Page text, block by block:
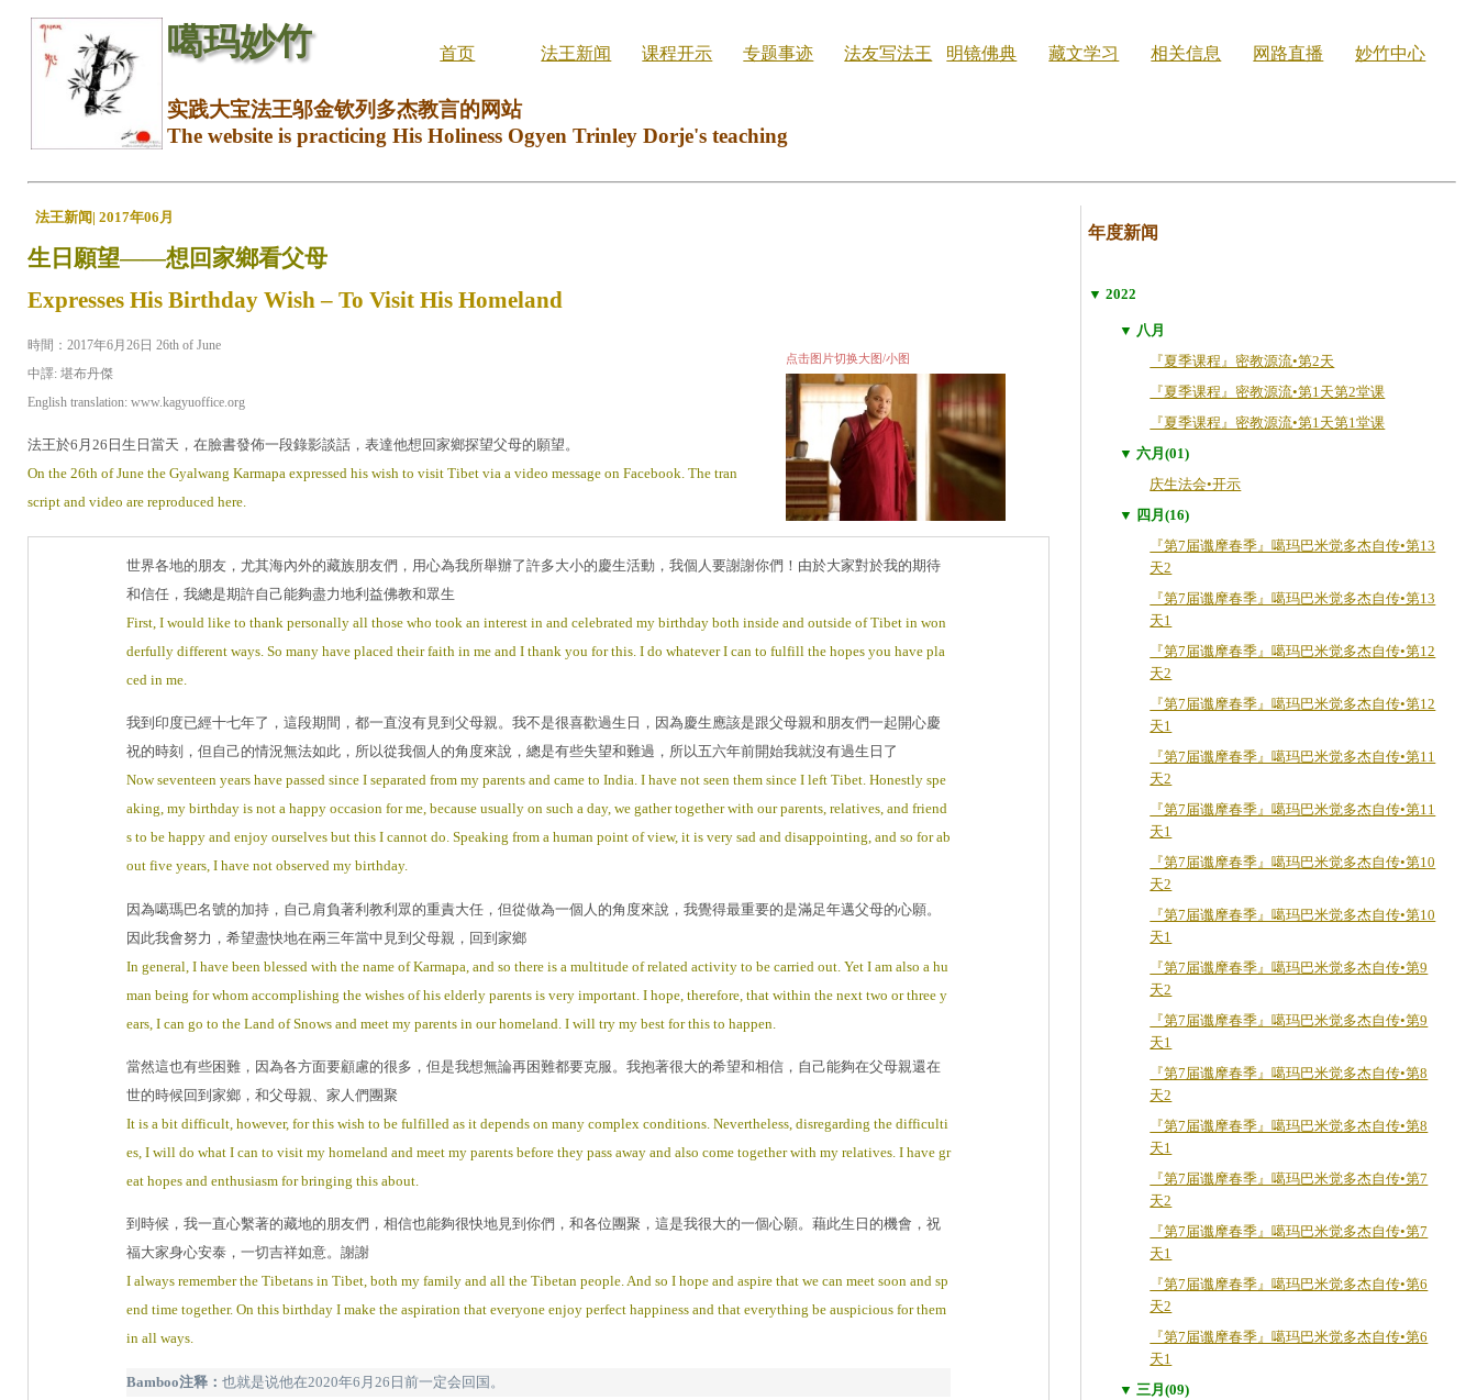
噶玛妙竹 首页 法王新闻 课程开示 专题事迹 法友写法王 明镜佛典 藏文学习 相关信息 网路直播 妙竹中心
实践大宝法王邬金钦列多杰教言的网站
The website is practicing His Holiness Ogyen Trinley Dorje's teaching
年度新闻
▼ 2022
▼ 八月
『夏季课程』密教源流•第2天
『夏季课程』密教源流•第1天第2堂课
『夏季课程』密教源流•第1天第1堂课
▼ 六月(01)
庆生法会•开示
▼ 四月(16)
『第7届谶摩春季』噶玛巴米觉多杰自传•第13
天2
『第7届谶摩春季』噶玛巴米觉多杰自传•第13
天1
『第7届谶摩春季』噶玛巴米觉多杰自传•第12
天2
『第7届谶摩春季』噶玛巴米觉多杰自传•第12
天1
『第7届谶摩春季』噶玛巴米觉多杰自传•第11
天2
『第7届谶摩春季』噶玛巴米觉多杰自传•第11
天1
『第7届谶摩春季』噶玛巴米觉多杰自传•第10
天2
『第7届谶摩春季』噶玛巴米觉多杰自传•第10
天1
『第7届谶摩春季』噶玛巴米觉多杰自传•第9
天2
『第7届谶摩春季』噶玛巴米觉多杰自传•第9
天1
『第7届谶摩春季』噶玛巴米觉多杰自传•第8
天2
『第7届谶摩春季』噶玛巴米觉多杰自传•第8
天1
『第7届谶摩春季』噶玛巴米觉多杰自传•第7
天2
『第7届谶摩春季』噶玛巴米觉多杰自传•第7
天1
『第7届谶摩春季』噶玛巴米觉多杰自传•第6
天2
『第7届谶摩春季』噶玛巴米觉多杰自传•第6
天1
▼ 三月(09)
法王新闻| 2017年06月
生日願望——想回家鄉看父母
Expresses His Birthday Wish – To Visit His Homeland
点击图片切换大图/小图
時間：2017年6月26日 26th of June
中譯: 堪布丹傑
English translation: www.kagyuoffice.org
法王於6月26日生日當天，在臉書發佈一段錄影談話，表達他想回家鄉探望父母的願望。
On the 26th of June the Gyalwang Karmapa expressed his wish to visit Tibet via a video message on Facebook. The tran
script and video are reproduced here.
世界各地的朋友，尤其海內外的藏族朋友們，用心為我所舉辦了許多大小的慶生活動，我個人要謝謝你們！由於大家對於我的期待
和信任，我總是期許自己能夠盡力地利益佛教和眾生
First, I would like to thank personally all those who took an interest in and celebrated my birthday both inside and outside of Tibet in won
derfully different ways. So many have placed their faith in me and I thank you for this. I do whatever I can to fulfill the hopes you have pla
ced in me.
我到印度已經十七年了，這段期間，都一直沒有見到父母親。我不是很喜歡過生日，因為慶生應該是跟父母親和朋友們一起開心慶
祝的時刻，但自己的情況無法如此，所以從我個人的角度來說，總是有些失望和難過，所以五六年前開始我就沒有過生日了
Now seventeen years have passed since I separated from my parents and came to India. I have not seen them since I left Tibet. Honestly spe
aking, my birthday is not a happy occasion for me, because usually on such a day, we gather together with our parents, relatives, and friend
s to be happy and enjoy ourselves but this I cannot do. Speaking from a human point of view, it is very sad and disappointing, and so for ab
out five years, I have not observed my birthday.
因為噶瑪巴名號的加持，自己肩負著利教利眾的重責大任，但從做為一個人的角度來說，我覺得最重要的是滿足年邁父母的心願。
因此我會努力，希望盡快地在兩三年當中見到父母親，回到家鄉
In general, I have been blessed with the name of Karmapa, and so there is a multitude of related activity to be carried out. Yet I am also a hu
man being for whom accomplishing the wishes of his elderly parents is very important. I hope, therefore, that within the next two or three y
ears, I can go to the Land of Snows and meet my parents in our homeland. I will try my best for this to happen.
當然這也有些困難，因為各方面要顧慮的很多，但是我想無論再困難都要克服。我抱著很大的希望和相信，自己能夠在父母親還在
世的時候回到家鄉，和父母親、家人們團聚
It is a bit difficult, however, for this wish to be fulfilled as it depends on many complex conditions. Nevertheless, disregarding the difficulti
es, I will do what I can to visit my homeland and meet my parents before they pass away and also come together with my relatives. I have gr
eat hopes and enthusiasm for bringing this about.
到時候，我一直心繫著的藏地的朋友們，相信也能夠很快地見到你們，和各位團聚，這是我很大的一個心願。藉此生日的機會，祝
福大家身心安泰，一切吉祥如意。謝謝
I always remember the Tibetans in Tibet, both my family and all the Tibetan people. And so I hope and aspire that we can meet soon and sp
end time together. On this birthday I make the aspiration that everyone enjoy perfect happiness and that everything be auspicious for them
in all ways.
Bamboo注释：也就是说他在2020年6月26日前一定会回国。